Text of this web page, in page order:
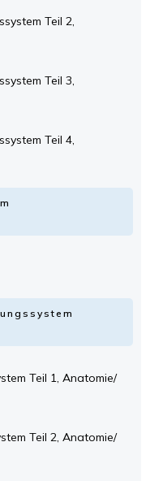
Teil 2,
Teil 3,
Teil 4,
Teil 1, Anatomie/
Teil 2, Anatomie/